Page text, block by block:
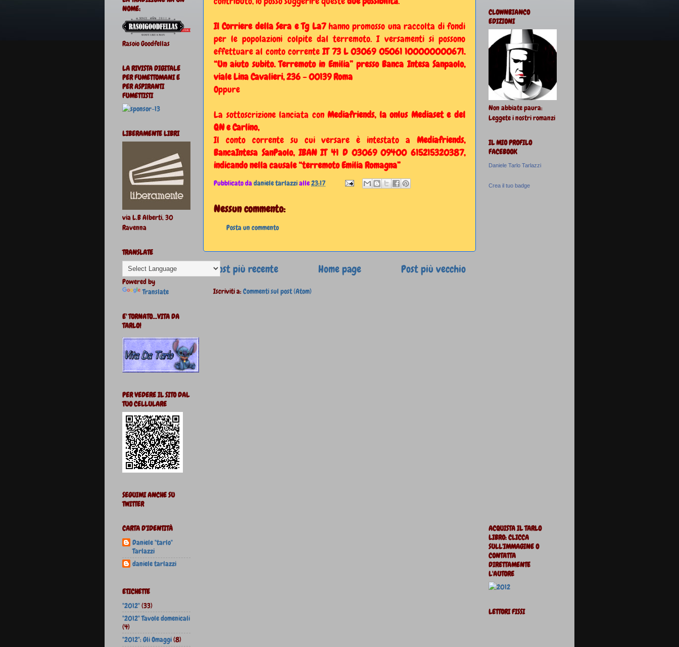
Il Corriere della Sera e Tg La7hanno promosso una raccolta di fondi
per le popolazioni colpite dal terremoto. I versamenti si possono
effettuare al conto correnteIT 73 L 03069 05061 100000000671.
“Un aiuto subito. Terremoto in Emilia” presso Banca Intesa Sanpaolo,
viale Lina Cavalieri, 236 - 00139 Roma
Oppure
La sottoscrizione lanciata conMediafriends, la onlus Mediaset e del
QN e Carlino,
Il conto corrente su cui versare è intestato a Mediafriends,
BancaIntesa SanPaolo, IBAN IT 41 D 03069 09400 615215320387,
indicando nella causale “terremoto Emilia Romagna”
Pubblicato dadaniele tarlazzialle23:17
Nessun commento:
Posta un commento
Post più recente Post più vecchio
Home page
Iscriviti a:Commenti sul post (Atom)
NOME:
Rasoio Goodfellas
LA RIVISTA DIGITALE
PER FUMETTOMANI E
PER ASPIRANTI
FUMETTISTI
LIBERAMENTE LIBRI
via L.B Alberti, 30
Ravenna
TRANSLATE
Powered by
Translate
E' TORNATO...VITA DA
TARLO!
PER VEDERE IL SITO DAL
TUO CELLULARE
SEGUIMI ANCHE SU
TWITTER
CARTA D'IDENTITÀ
Daniele "tarlo"
Tarlazzi
daniele tarlazzi
ETICHETTE
"2012"(33)
"2012" Tavole domenicali
(4)
"2012": Gli Omaggi(8)
CLOWNBIANCO
EDIZIONI
Non abbiate paura:
Leggete i nostri romanzi
IL MIO PROFILO
FACEBOOK
Daniele Tarlo Tarlazzi
Crea il tuo badge
ACQUISTA IL TARLO
LIBRO: CLICCA
SULL'IMMAGINE O
CONTATTA
DIRETTAMENTE
L'AUTORE
LETTORI FISSI